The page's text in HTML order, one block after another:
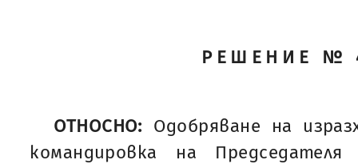
РЕШЕНИЕ №
ОТНОСНО: Одобряване на
командировка на